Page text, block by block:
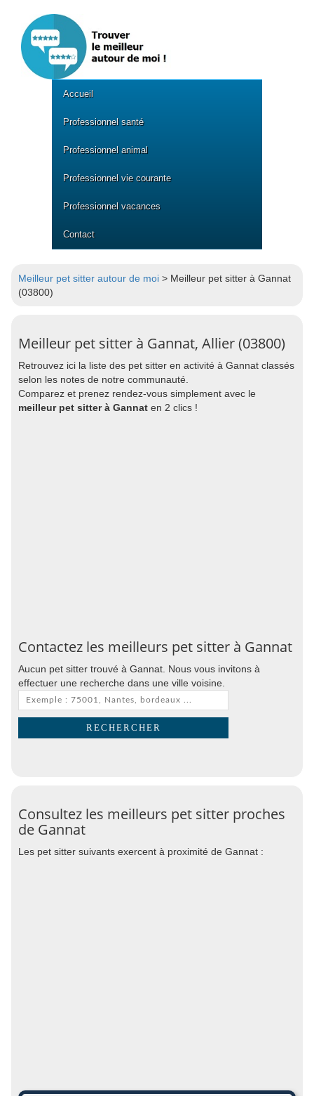
Accueil
Professionnel santé
Professionnel animal
Professionnel vie courante
Professionnel vacances
Contact
Meilleur pet sitter autour de moi > Meilleur pet sitter à Gannat
(03800)
Meilleur pet sitter à Gannat, Allier (03800)
Retrouvez ici la liste des pet sitter en activité à Gannat classés
selon les notes de notre communauté.
Comparez et prenez rendez-vous simplement avec le
meilleur pet sitter à Gannat en 2 clics !
Contactez les meilleurs pet sitter à Gannat
Aucun pet sitter trouvé à Gannat. Nous vous invitons à
effectuer une recherche dans une ville voisine.
Consultez les meilleurs pet sitter proches
de Gannat
Les pet sitter suivants exercent à proximité de Gannat :